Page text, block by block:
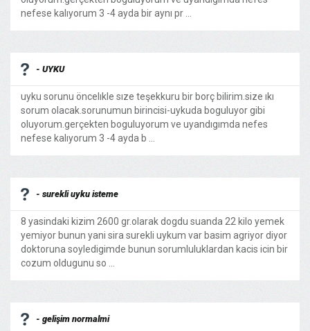
nefese kalıyorum 3 -4 ayda bir aynı pr ...
- UYKU
uyku sorunu öncelıkle sıze teşekkuru bir borç bilirim.size ıkı
sorum olacak.sorunumun birincisi-uykuda boguluyor gibi
oluyorum.gerçekten boguluyorum ve uyandıgımda nefes
nefese kalıyorum 3 -4 ayda b ...
- surekli uyku isteme
8 yasindaki kizim 2600 gr.olarak dogdu suanda 22 kilo yemek
yemiyor bunun yani sira surekli uykum var basim agriyor diyor
doktoruna soyledigimde bunun sorumluluklardan kacis icin bir
cozum oldugunu so ...
- gelişim normalmi